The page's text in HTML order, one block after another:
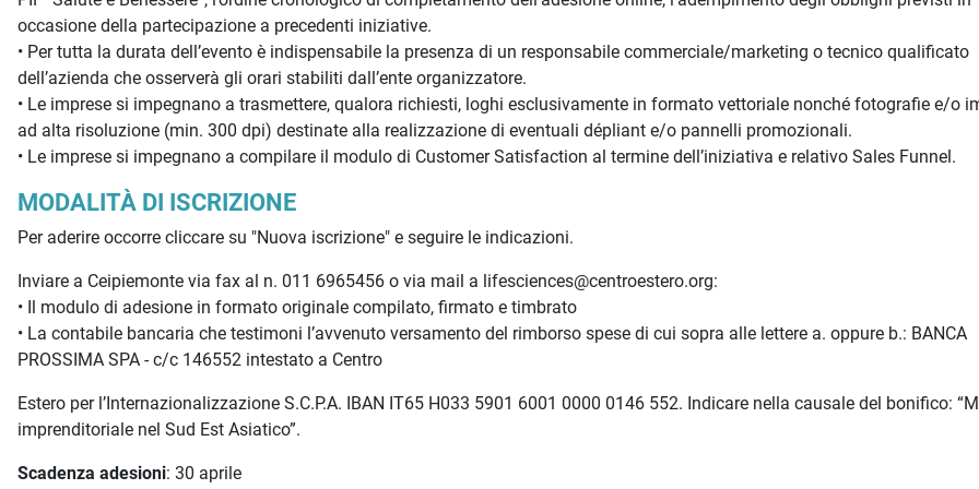
occasione della partecipazione a precedenti iniziative.
• Per tutta la durata dell’evento è indispensabile la presenza di un responsabile commerciale/marketing o tecnico qualificato
dell’azienda che osserverà gli orari stabiliti dall’ente organizzatore.
• Le imprese si impegnano a trasmettere, qualora richiesti, loghi esclusivamente in formato vettoriale nonché fotografie e/o
ad alta risoluzione (min. 300 dpi) destinate alla realizzazione di eventuali dépliant e/o pannelli promozionali.
• Le imprese si impegnano a compilare il modulo di Customer Satisfaction al termine dell’iniziativa e relativo Sales Funnel.
MODALITÀ DI ISCRIZIONE
Per aderire occorre cliccare su "Nuova iscrizione" e seguire le indicazioni.
Inviare a Ceipiemonte via fax al n. 011 6965456 o via mail a lifesciences@centroestero.org:
• Il modulo di adesione in formato originale compilato, firmato e timbrato
• La contabile bancaria che testimoni l’avvenuto versamento del rimborso spese di cui sopra alle lettere a. oppure b.: BANCA
PROSSIMA SPA - c/c 146552 intestato a Centro
Estero per l’Internazionalizzazione S.C.P.A. IBAN IT65 H033 5901 6001 0000 0146 552. Indicare nella causale del bonifico:
imprenditoriale nel Sud Est Asiatico”.
Scadenza adesioni: 30 aprile